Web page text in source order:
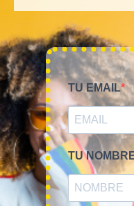
PRIMAVERA-VERANO
Bala 45 Kilos camisas
hawaianas 23€/kg
1.035,00€ (sin IVA)
TU EMAIL
TU